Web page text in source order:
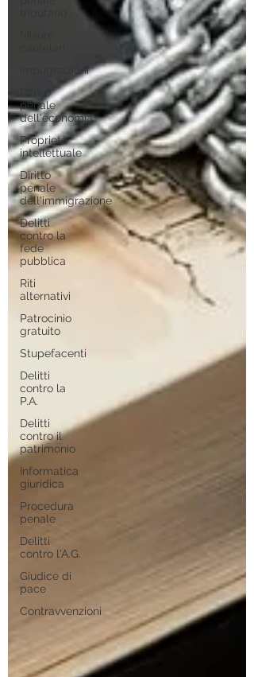
Impugnazioni
Diritto
penale
dell'economia
Proprietà
intellettuale
Diritto
penale
dell'immigrazione
Delitti
contro la
fede
pubblica
Riti
alternativi
Patrocinio
gratuito
Stupefacenti
Delitti
contro la
P.A.
Delitti
contro il
patrimonio
Informatica
giuridica
Procedura
penale
Delitti
contro l'A.G.
Giudice di
pace
Contravvenzioni